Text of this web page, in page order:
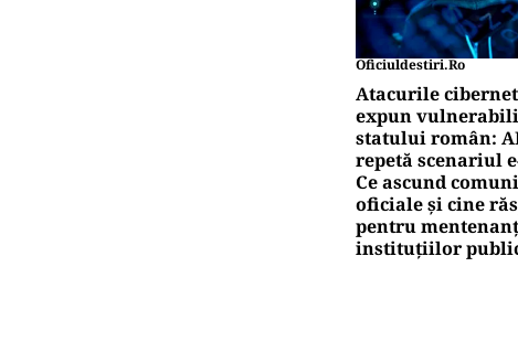
Oficiuldestiri.ro
Atacurile
expun
statului român:
repetă scenariul
Ce ascund
oficiale și cine
pentru
instituțiilor